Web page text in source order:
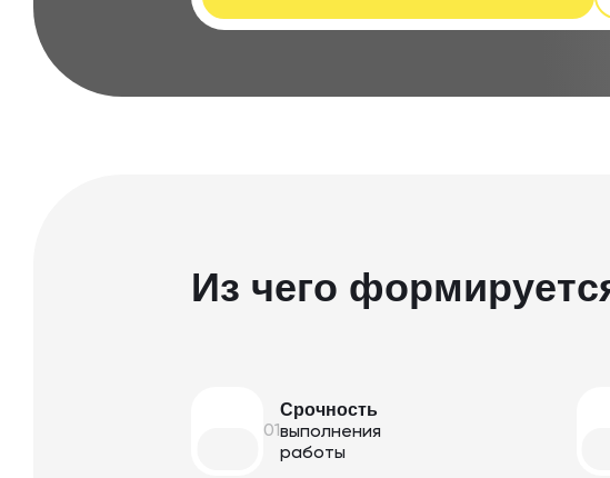
Из чего
01
Срочность
выполнения
работы